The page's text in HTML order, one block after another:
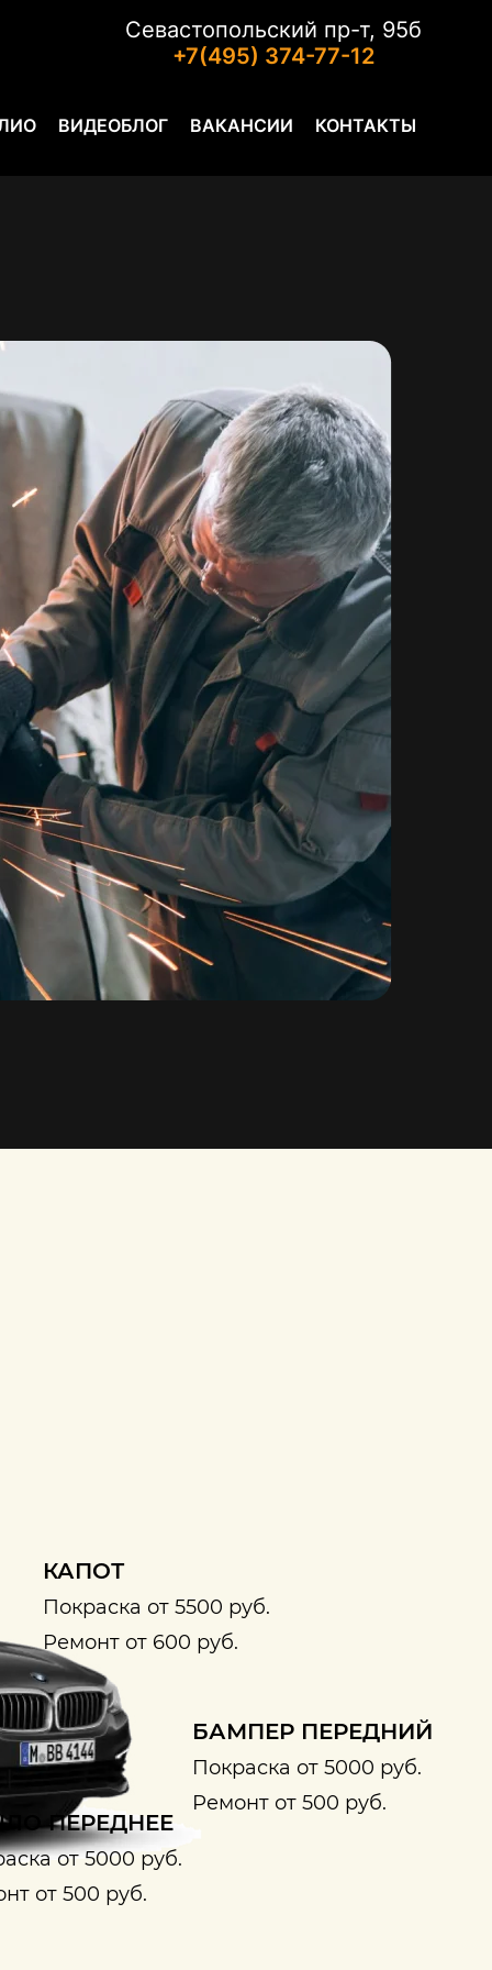
Севастопольский пр-т, 95б
+7(495) 374-77-12
ВИДЕОБЛОГ ВАКАНСИИ КОНТАКТЫ
КАПОТ
Покраска от 5500 руб.
Ремонт от 600 руб.
БАМПЕР ПЕРЕДНИЙ
Покраска от 5000 руб.
Ремонт от 500 руб.
ПЕРЕДНЕЕ
от 5000 руб.
от 500 руб.